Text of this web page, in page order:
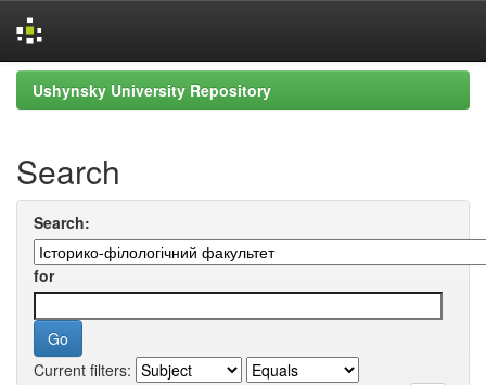
Skip
navigation
Ushynsky University Repository
Search
Search:
for
Current filters: